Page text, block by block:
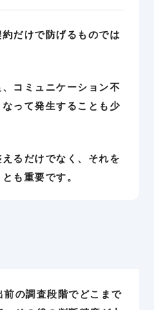
だけで防げるものでは
コミュニケーション不
って発生することも少
るだけでなく、それを
も重要です。
の調査段階でどこまで